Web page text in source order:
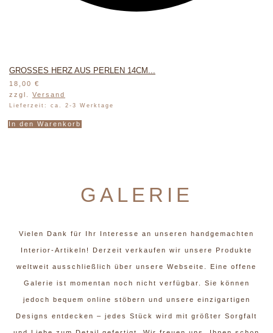
GROSSES HERZ AUS PERLEN 14CM...
18,00 €
zzgl. Versand
Lieferzeit: ca. 2-3 Werktage
In den Warenkorb
GALERIE
Vielen Dank für Ihr Interesse an unseren handgemachten
Interior-Artikeln! Derzeit verkaufen wir unsere Produkte
weltweit ausschließlich über unsere Webseite. Eine offene
Galerie ist momentan noch nicht verfügbar. Sie können
jedoch bequem online stöbern und unsere einzigartigen
Designs entdecken – jedes Stück wird mit größter Sorgfalt